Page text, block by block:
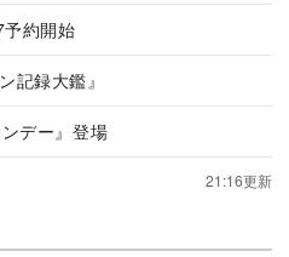
約開始
記録大鑑』
デー』登場
21:16更新